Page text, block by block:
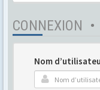
CONNEXION •
Nom